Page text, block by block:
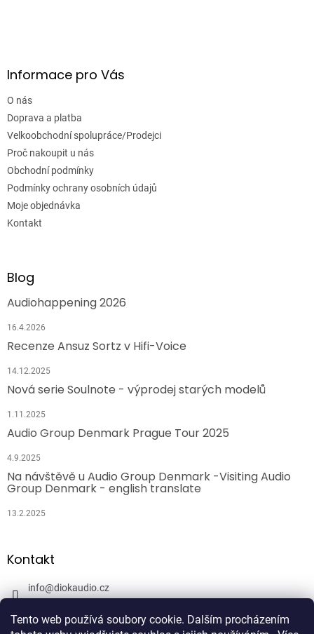
Tento web používá soubory cookie. Dalším procházením
Informace pro Vás
O nás
Doprava a platba
Velkoobchodní spolupráce/Prodejci
Proč nakoupit u nás
Obchodní podmínky
Podmínky ochrany osobních údajů
Moje objednávka
Kontakt
Blog
Audiohappening 2026
16.4.2026
Recenze Ansuz Sortz v Hifi-Voice
14.12.2025
Nová serie Soulnote - výprodej starých modelů
1.11.2025
Audio Group Denmark Prague Tour 2025
4.9.2025
Na návštěvě u Audio Group Denmark -Visiting Audio
Group Denmark - english translate
13.2.2025
Kontakt
info@diokaudio.cz
DiokAudio.cz - Hifi Studio Pánský Dvůr